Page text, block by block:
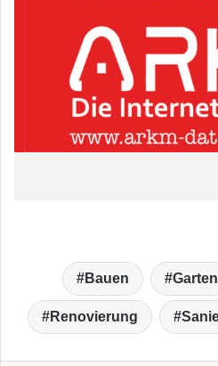
Bauen Garten
Renovierung